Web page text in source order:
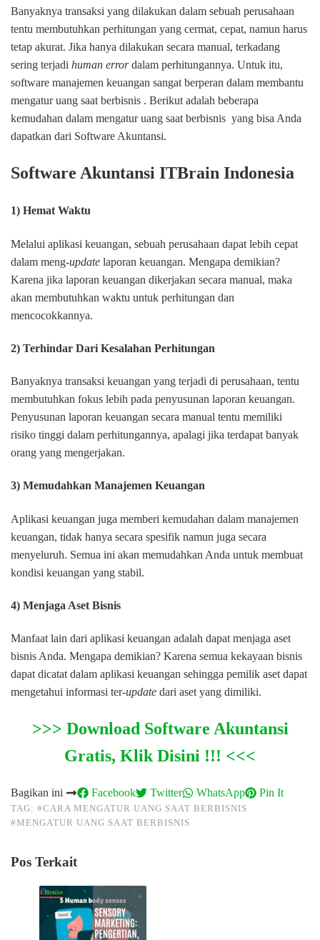
Banyaknya transaksi yang dilakukan dalam sebuah perusahaan
tentu membutuhkan perhitungan yang cermat, cepat, namun harus
tetap akurat. Jika hanya dilakukan secara manual, terkadang
sering terjadi human errordalam perhitungannya. Untuk itu,
software manajemen keuangan sangat berperan dalam membantu
mengatur uang saat berbisnis . Berikut adalah beberapa
kemudahan dalam mengatur uang saat berbisnis yang bisa Anda
dapatkan dari Software Akuntansi.
Software Akuntansi ITBrain Indonesia
1) Hemat Waktu
Melalui aplikasi keuangan, sebuah perusahaan dapat lebih cepat
dalam meng-update laporan keuangan. Mengapa demikian?
Karena jika laporan keuangan dikerjakan secara manual, maka
akan membutuhkan waktu untuk perhitungan dan
mencocokkannya.
2) Terhindar Dari Kesalahan Perhitungan
Banyaknya transaksi keuangan yang terjadi di perusahaan, tentu
membutuhkan fokus lebih pada penyusunan laporan keuangan.
Penyusunan laporan keuangan secara manual tentu memiliki
risiko tinggi dalam perhitungannya, apalagi jika terdapat banyak
orang yang mengerjakan.
3) Memudahkan Manajemen Keuangan
Aplikasi keuangan juga memberi kemudahan dalam manajemen
keuangan, tidak hanya secara spesifik namun juga secara
menyeluruh. Semua ini akan memudahkan Anda untuk membuat
kondisi keuangan yang stabil.
4) Menjaga Aset Bisnis
Manfaat lain dari aplikasi keuangan adalah dapat menjaga aset
bisnis Anda. Mengapa demikian? Karena semua kekayaan bisnis
dapat dicatat dalam aplikasi keuangan sehingga pemilik aset dapat
mengetahui informasi ter-update dari aset yang dimiliki.
>>> Download Software Akuntansi
Gratis, Klik Disini !!! <<<
Bagikan ini Facebook Twitter WhatsApp Pin It
TAG: #CARA MENGATUR UANG SAAT BERBISNIS
#MENGATUR UANG SAAT BERBISNIS
Pos Terkait